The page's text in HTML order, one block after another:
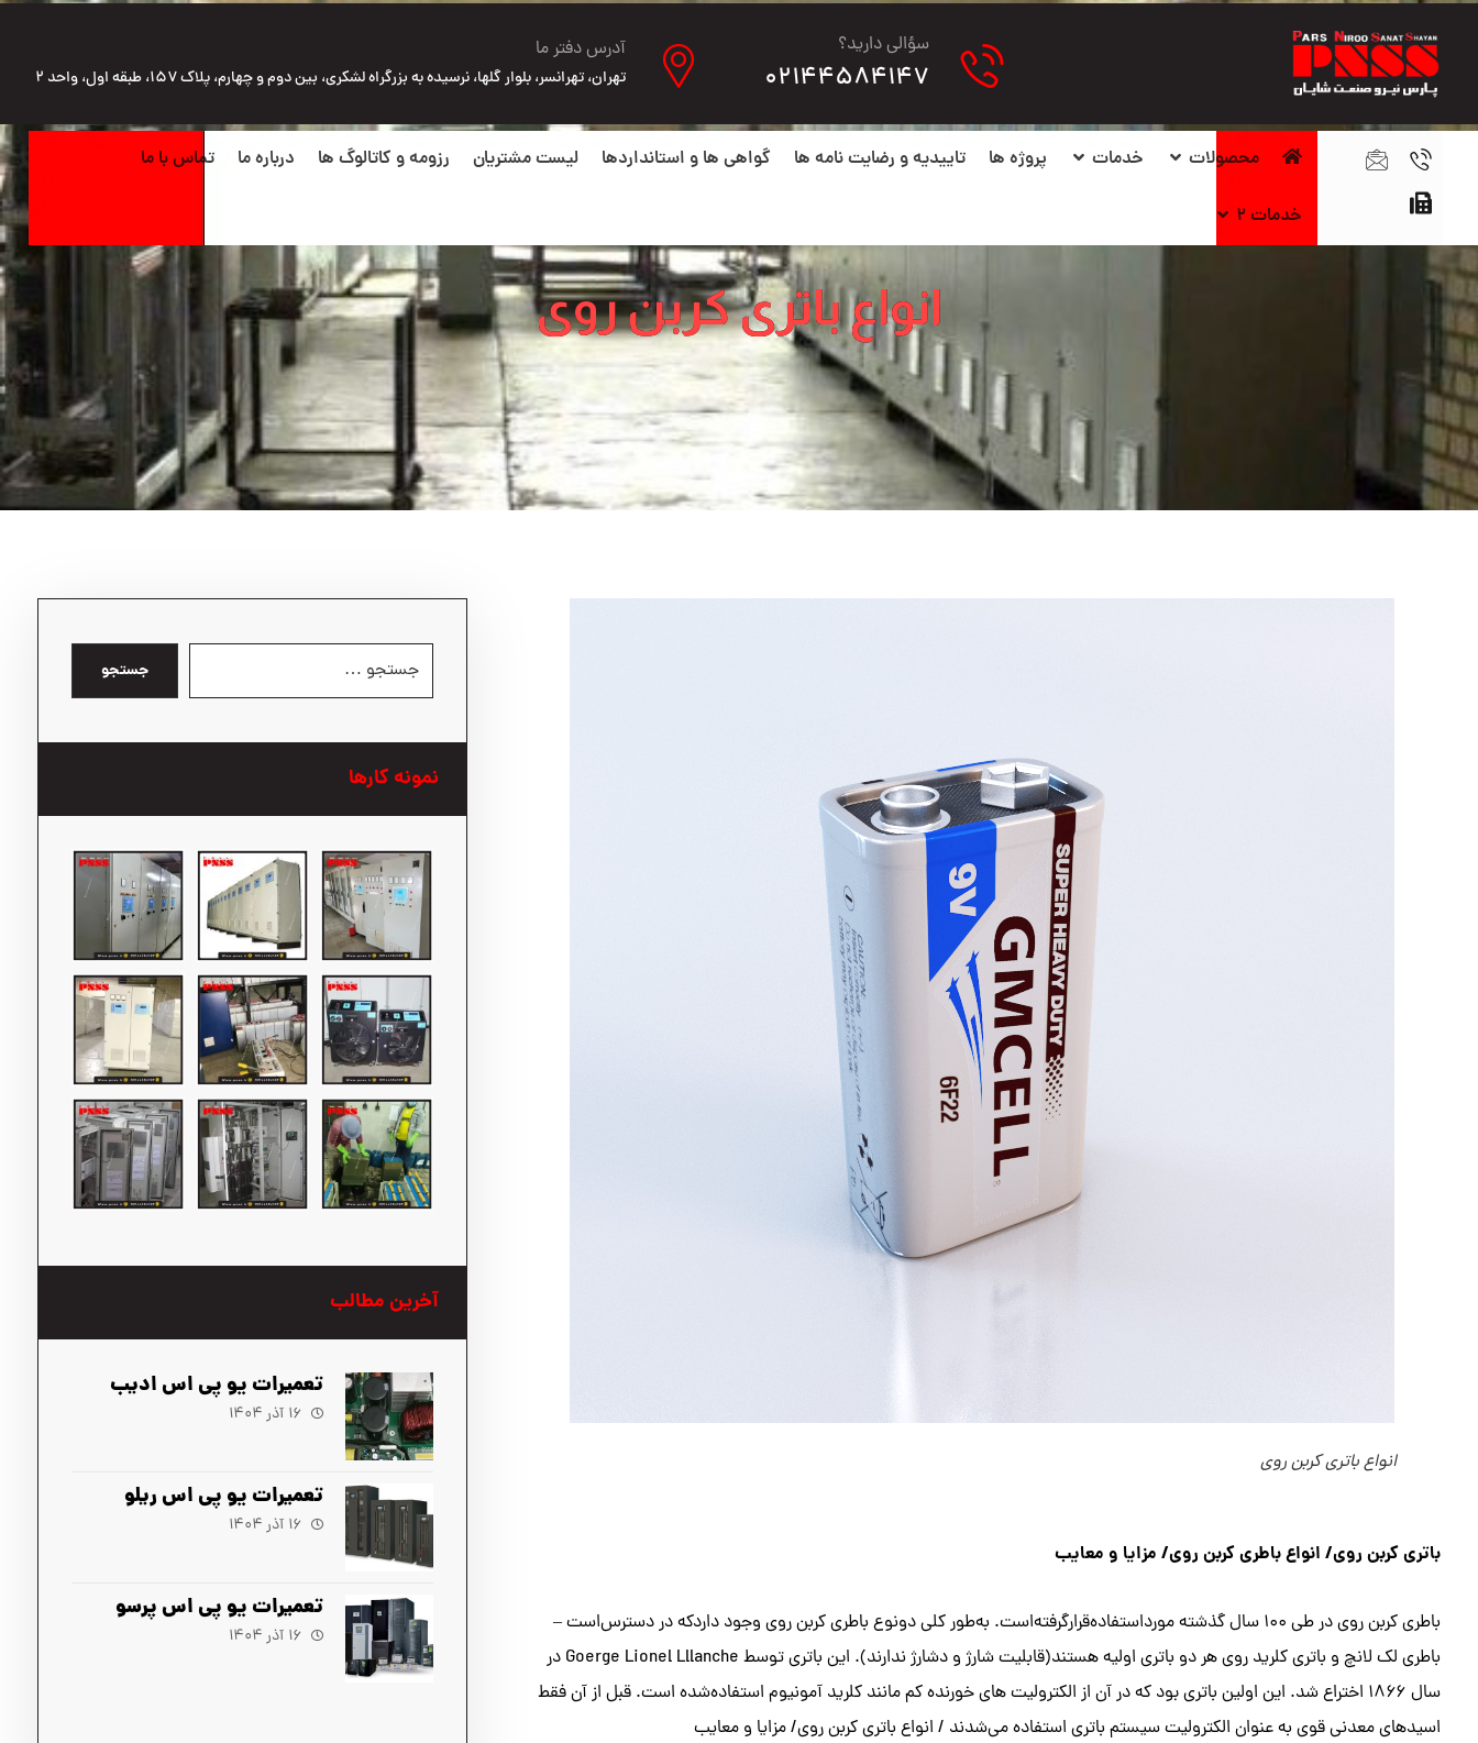
آدرس دفتر ما
تهران، تهرانسر، بلوار گلها، نرسیده به بزرگراه لشکری، بین دوم و چهارم، پلاک ۱۵۷، طبقه اول، واحد ۲
سؤالی دارید؟
02144584147
محصولات خدمات پروژه ها تاییدیه و رضایت نامه ها گواهی ها و استانداردها لیست مشتریان رزومه و کاتالوگ ها درباره ما تماس با ما
خدمات ۲
انواع باتری کربن روی
انواع باتری کربن روی
باتری کربن روی/ انواع باطری کربن روی/ مزایا و معایب
باطری کربن روی در طی ۱۰۰ سال گذشته مورداستفاده‌قرارگرفته‌است. به‌طور کلی دونوع باطری کربن روی وجود داردکه در دسترس‌است –
باطری لک لانچ و باتری کلرید روی هر دو باتری اولیه هستند(قابلیت شارژ و دشارژ ندارند). این باتری توسط Goerge Lionel Lllanche در
سال ۱۸۶۶ اختراع شد. این اولین باتری بود که در آن از الکترولیت های خورنده کم مانند کلرید آمونیوم استفاده‌شده است. قبل از آن فقط
اسیدهای معدنی قوی به عنوان الکترولیت سیستم باتری استفاده می‌شدند / انواع باتری کربن روی/ مزایا و معایب
جستجو
نمونه کارها
آخرین مطالب
تعمیرات یو پی اس ادیب
۱۶ آذر ۱۴۰۴
تعمیرات یو پی اس ریلو
۱۶ آذر ۱۴۰۴
تعمیرات یو پی اس پرسو
۱۶ آذر ۱۴۰۴